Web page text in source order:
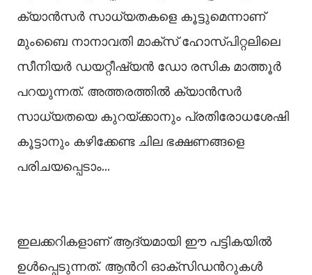
ക്യാന്‍സര്‍ സാധ്യതകളെ കൂട്ടുമെന്നാണ്
മുംബൈ നാനാവതി മാക്‌സ് ഹോസ്പിറ്റലിലെ
സീനിയർ ഡയറ്റീഷ്യൻ ഡോ രസിക മാത്തൂർ
പറയുന്നത്. അത്തരത്തില്‍ ക്യാന്‍സര്‍
സാധ്യതയെ കുറയ്ക്കാനും പ്രതിരോധശേഷി
കൂട്ടാനും കഴിക്കേണ്ട ചില ഭക്ഷണങ്ങളെ
പരിചയപ്പെടാം...
ഇലക്കറികളാണ് ആദ്യമായി ഈ പട്ടികയില്‍
ഉള്‍പ്പെടുന്നത്. ആന്‍റി ഓക്സിഡന്‍റുകള്‍